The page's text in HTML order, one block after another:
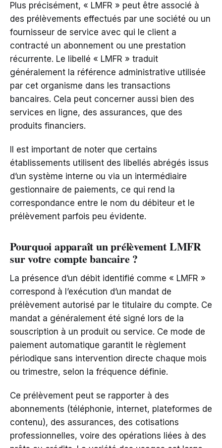
Plus précisément, « LMFR » peut être associé à
des prélèvements effectués par une société ou un
fournisseur de service avec qui le client a
contracté un abonnement ou une prestation
récurrente. Le libellé « LMFR » traduit
généralement la référence administrative utilisée
par cet organisme dans les transactions
bancaires. Cela peut concerner aussi bien des
services en ligne, des assurances, que des
produits financiers.
Il est important de noter que certains
établissements utilisent des libellés abrégés issus
d’un système interne ou via un intermédiaire
gestionnaire de paiements, ce qui rend la
correspondance entre le nom du débiteur et le
prélèvement parfois peu évidente.
Pourquoi apparaît un prélèvement LMFR
sur votre compte bancaire ?
La présence d’un débit identifié comme « LMFR »
correspond à l’exécution d’un mandat de
prélèvement autorisé par le titulaire du compte. Ce
mandat a généralement été signé lors de la
souscription à un produit ou service. Ce mode de
paiement automatique garantit le règlement
périodique sans intervention directe chaque mois
ou trimestre, selon la fréquence définie.
Ce prélèvement peut se rapporter à des
abonnements (téléphonie, internet, plateformes de
contenu), des assurances, des cotisations
professionnelles, voire des opérations liées à des